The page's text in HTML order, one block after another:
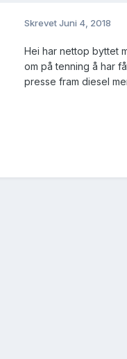
SkrevetJuni 4, 2018
Hei har nettop byttet
om på tenning å har
presse fram diesel